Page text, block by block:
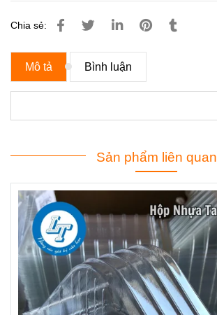
Chia sẻ:
Mô tả Bình luận
Sản phẩm liên quan